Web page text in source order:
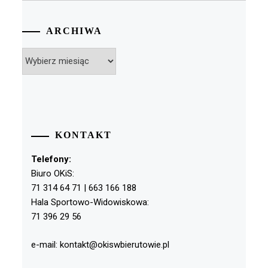
ARCHIWA
KONTAKT
Telefony:
Biuro OKiS:
71 314 64 71 | 663 166 188
Hala Sportowo-Widowiskowa:
71 396 29 56
e-mail: kontakt@okiswbierutowie.pl